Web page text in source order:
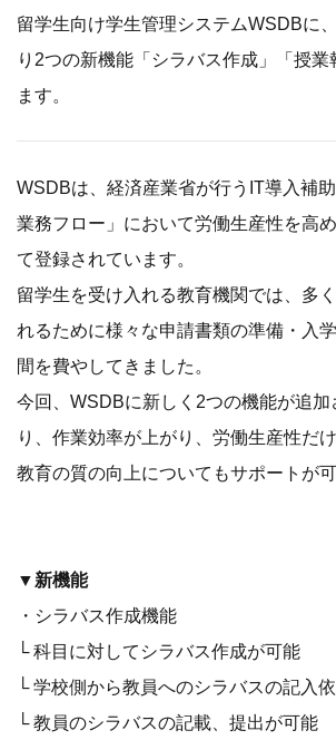
留学生向け学生管理システムWSDBに
り2つの新機能「シラバス作成」「授
ます。
WSDBは、経済産業省が行うIT導入補
業務フロー」において労働生産性を高
て登録されています。
留学生を受け入れる教育機関では、多
れるために様々な申請書類の準備・入
間を費やしてきました。
今回、WSDBに新しく2つの機能が追加
り、作業効率が上がり、労働生産性だ
教育の質の向上についてもサポートが可
▼新機能
・シラバス作成機能
└ 科目に対してシラバス作成が可能
└ 学校側から教員へのシラバスの記入
└ 教員のシラバスの記載、提出が可能